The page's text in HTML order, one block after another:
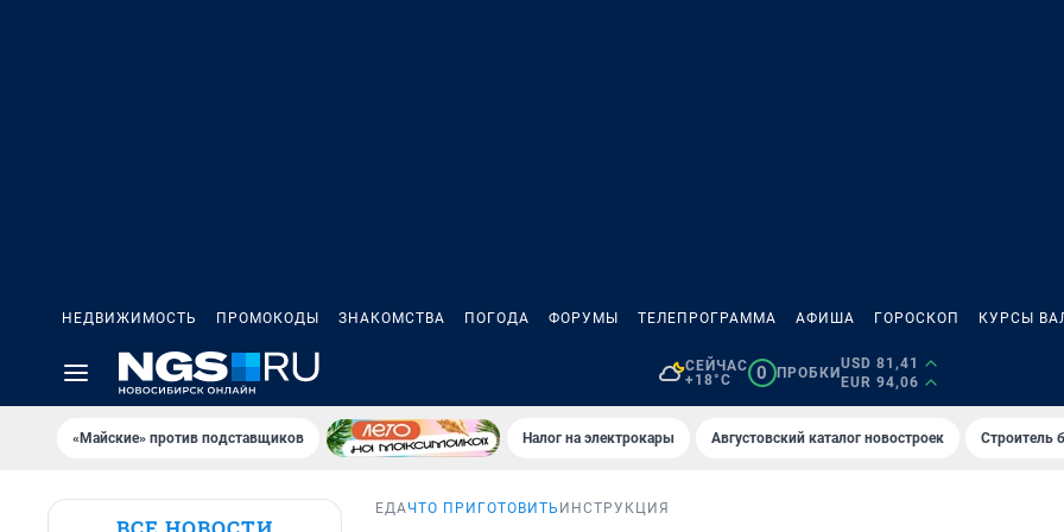
НЕДВИЖИМОСТЬ ПРОМОКОДЫ ЗНАКОМСТВА ПОГОДА ФОРУМЫ ТЕЛЕПРОГРАММА АФИША ГОРОСКОП КУРСЫ
СЕЙЧАС
+18°C
0 ПРОБКИ
USD 81,41
EUR 94,06
«Майские» против подставщиков Налог на электрокары Августовский каталог новостроек Строитель
ЕДАЧТО ПРИГОТОВИТЬ ИНСТРУКЦИЯ